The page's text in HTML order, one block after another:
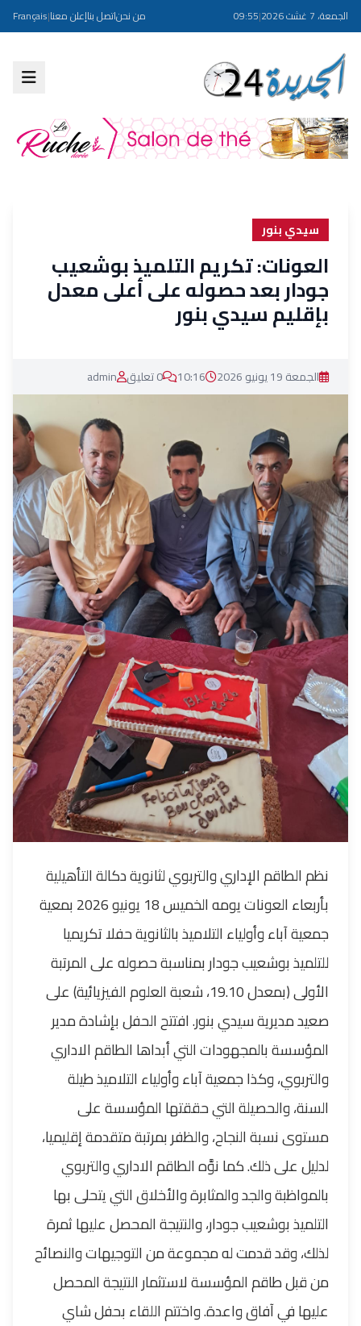
الجمعة، 7 غشت 2026 |
09:55 من نحناتصل بناإعلن معنا|
Français
سيدي بنور
العونات: تكريم التلميذ بوشعيب
جودار بعد حصوله على أعلى معدل
بإقليم سيدي بنور
الجمعة 19 يونيو 2026 10:16 0 تعليق admin
نظم الطاقم الإداري والتربوي لثانوية دكالة التأهيلية
بأربعاء العونات يومه الخميس 18 يونيو 2026 بمعية
جمعية آباء وأولياء التلاميذ بالثانوية حفلا تكريميا
للتلميذ بوشعيب جودار بمناسبة حصوله على المرتبة
الأولى (بمعدل 19.10، شعبة العلوم الفيزيائية) على
صعيد مديرية سيدي بنور. افتتح الحفل بإشادة مدير
المؤسسة بالمجهودات التي أبداها الطاقم الاداري
والتربوي، وكذا جمعية آباء وأولياء التلاميذ طيلة
السنة، والحصيلة التي حققتها المؤسسة على
مستوى نسبة النجاح، والظفر بمرتبة متقدمة إقليميا،
لدليل على ذلك. كما نوَّه الطاقم الاداري والتربوي
بالمواظبة والجد والمثابرة والأخلاق التي يتحلى بها
التلميذ بوشعيب جودار، والنتيجة المحصل عليها ثمرة
لذلك، وقد قدمت له مجموعة من التوجيهات والنصائح
من قبل طاقم المؤسسة لاستثمار النتيجة المحصل
عليها في آفاق واعدة. واختتم اللقاء بحفل شاي